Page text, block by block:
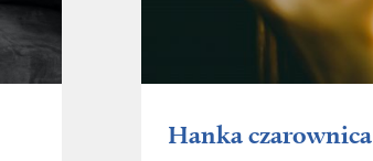
Hanka czarownica